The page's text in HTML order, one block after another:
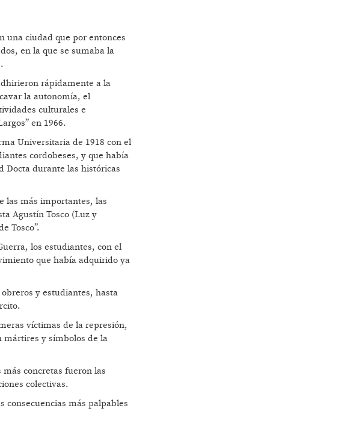
una ciudad que por entonces
en la que se sumaba la
rápidamente a la
la autonomía, el
culturales e
en 1966.
Universitaria de 1918 con el
cordobeses, y que había
Docta durante las históricas
las más importantes, las
Agustín Tosco (Luz y
Tosco”.
los estudiantes, con el
que había adquirido ya
y estudiantes, hasta
víctimas de la represión,
mártires y símbolos de la
concretas fueron las
colectivas.
consecuencias más palpables